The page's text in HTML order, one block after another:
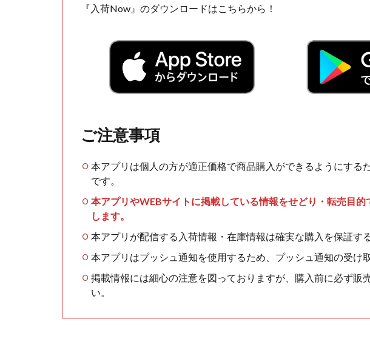
『入荷Now』のダウンロードはこちらから！
ご注意事項
本アプリは個人の方が適正価格で商品購入ができるようにする
です。
本アプリやWEBサイトに掲載している情報をせどり・転売目
します。
本アプリが配信する入荷情報・在庫情報は確実な購入を保証す
本アプリはプッシュ通知を使用するため、プッシュ通知の受け
掲載情報には細心の注意を図っておりますが、購入前に必ず販
い。